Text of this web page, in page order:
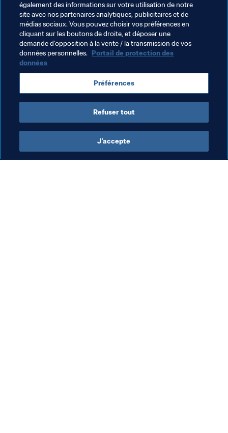
armée de la Russie en Ukraine et appelle à une cessation
immédiate des hostilités et à un retour à la paix.
Thèmes en lien
Légal Organisation Conseil de la FIFA
UEFA Ukraine Russia
également des informations sur votre utilisation de notre
site avec nos partenaires analytiques, publicitaires et de
médias sociaux. Vous pouvez choisir vos préférences en
cliquant sur les boutons de droite, et déposer une
demande d’opposition à la vente / la transmission de vos
données personnelles. Portail de protection des
données
Préférences
Refuser tout
J’accepte